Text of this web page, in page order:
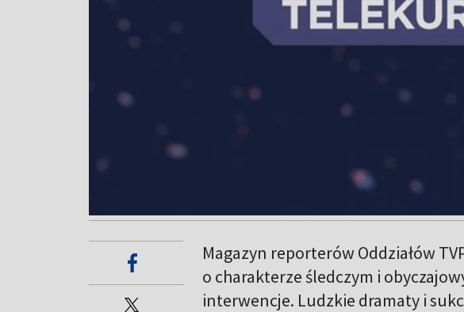
Magazyn reporterów Oddziałów
o charakterze śledczym i
interwencje. Ludzkie dramaty i